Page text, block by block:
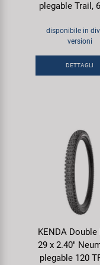
plegable Trail,
disponibile in
versioni
DETTAGLI
KENDA Double
29 x 2.40"
plegable 120